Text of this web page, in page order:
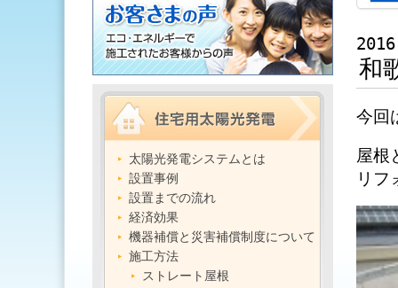
太陽光発電システムとは
設置事例
設置までの流れ
経済効果
機器補償と災害補償制度について
施工方法
ストレート屋根
和
今回
屋根
リフ